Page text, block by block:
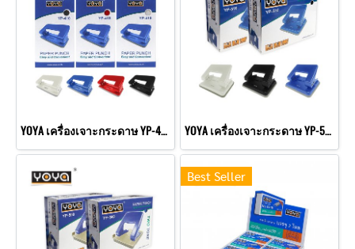
YOYA เครื่องเจาะกระดาษ YP-410 แพ็ค 3 YOYA เครื่องเจาะกระดาษ YP-510 แพ็ค 2
Best Seller